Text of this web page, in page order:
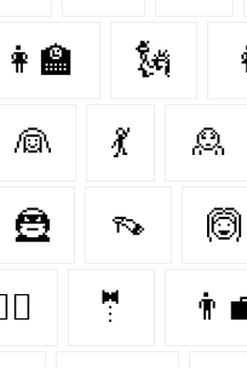
👩‍🏫 🗽
👰‍ 💃 🙎‍
🦹‍ 👡 🙆‍
🤵‍